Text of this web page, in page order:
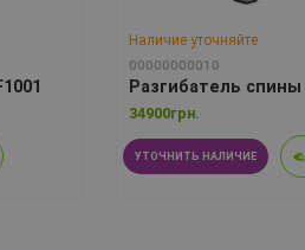
Наличие уточняйте
00000000010
Разгибатель спины
34900грн.
УТОЧНИТЬ НАЛИЧИЕ